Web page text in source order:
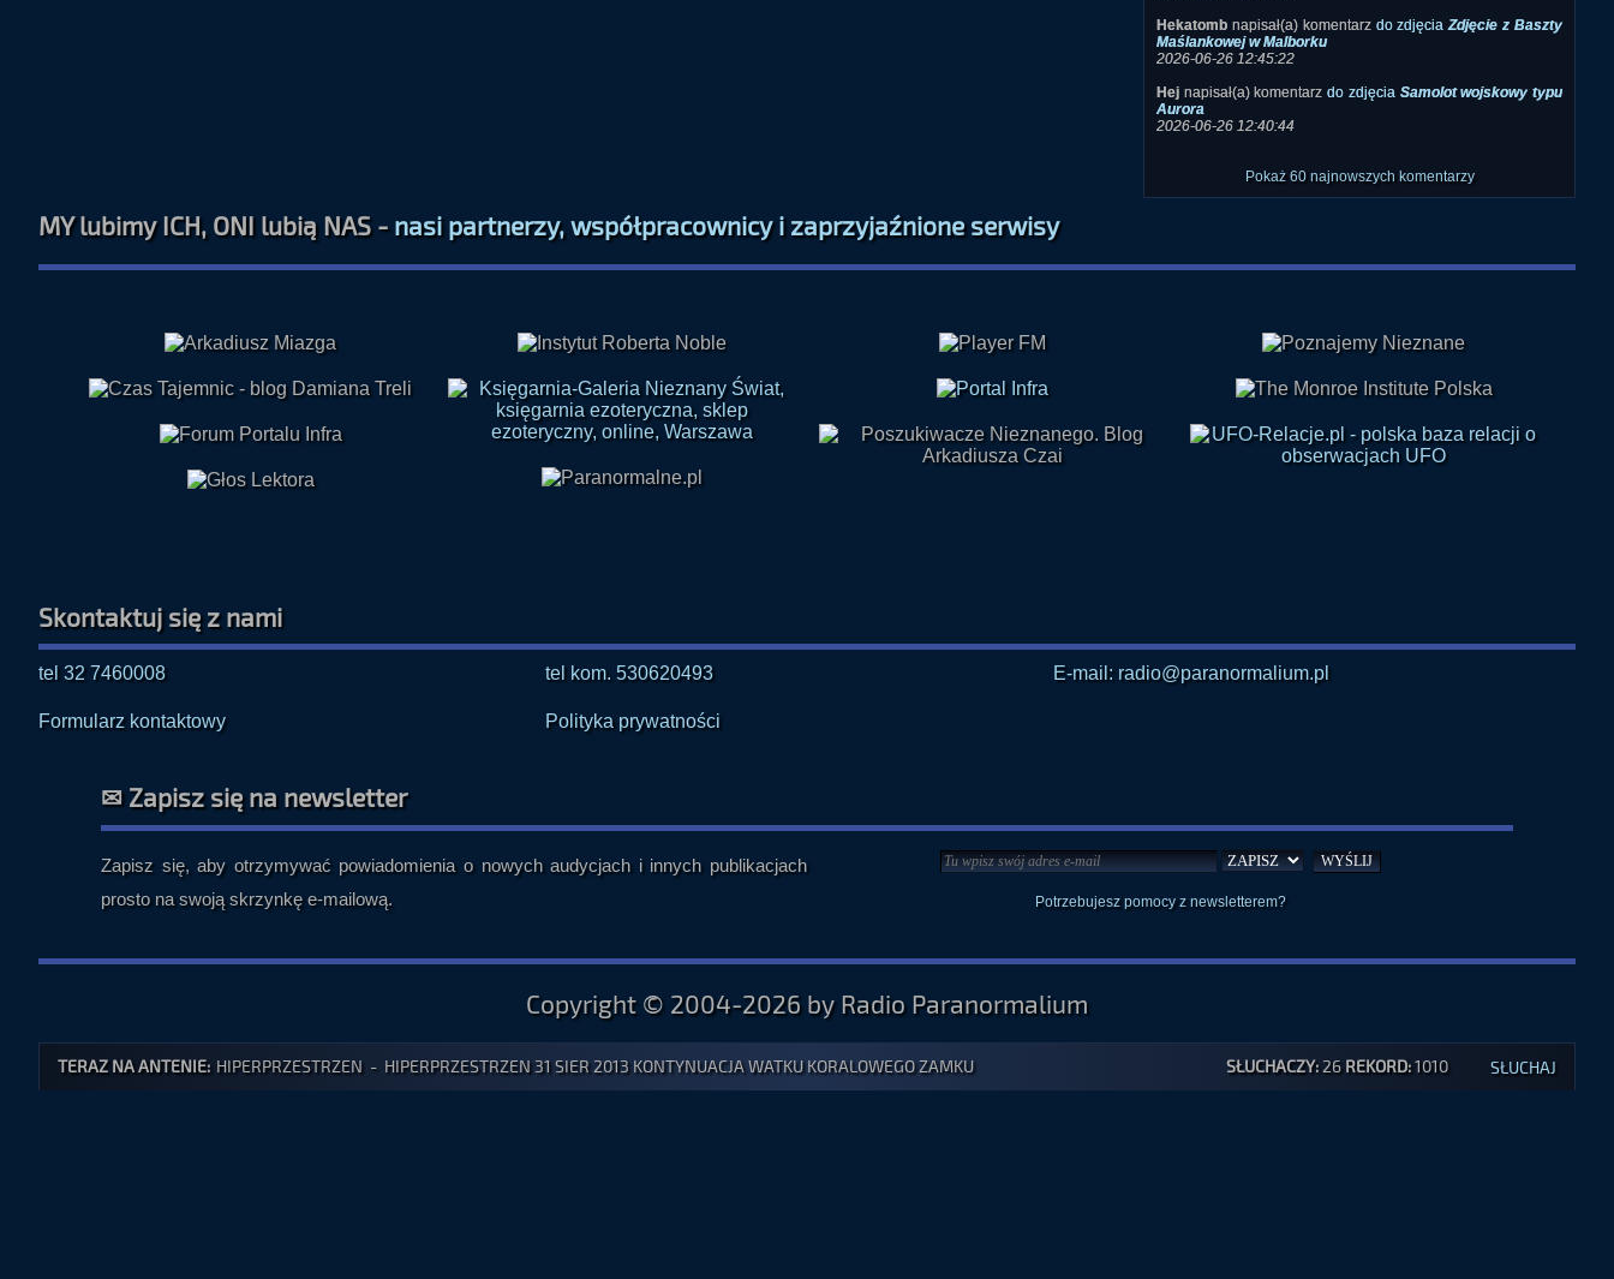
2026-06-26 12:45:22
Hejnapisał(a) komentarz
2026-06-26 12:40:44
tel 32 7460008
Formularz kontaktowy Polityka prywatności
Zapisz się, aby otrzymywać powiadomienia o nowych audycjach i innych publikacjach
prosto na swoją skrzynkę e-mailową.
Potrzebujesz pomocy z newsletterem?
Copyright © 2004-2026 by Radio Paranormalium
TERAZ NA ANTENIE: HIPERPRZESTRZEN - HIPERPRZESTRZEN 31 SIER 2013 KONTYNUACJA WATKU KORALOWEGO ZAMKU SŁUCHACZY: 26REKORD:1010 SŁUCHAJ